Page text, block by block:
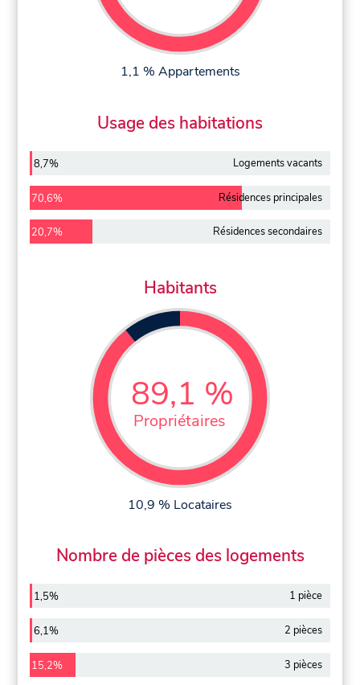
1,1 % Appartements
Usage des habitations
8,7% Logements vacants
70,6% Résidences principales
20,7% Résidences secondaires
Habitants
89,1 %
Propriétaires
10,9 % Locataires
Nombre de pièces des logements
1,5% 1 pièce
6,1% 2 pièces
15,2% 3 pièces